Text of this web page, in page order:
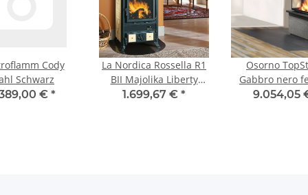
Cody
Schwarz
€ *
La Nordica Rossella R1
BII Majolika Liberty
Pergamentbeige
1.699,67 € *
Osorno
Gabbro nero
linea-
9.054,05